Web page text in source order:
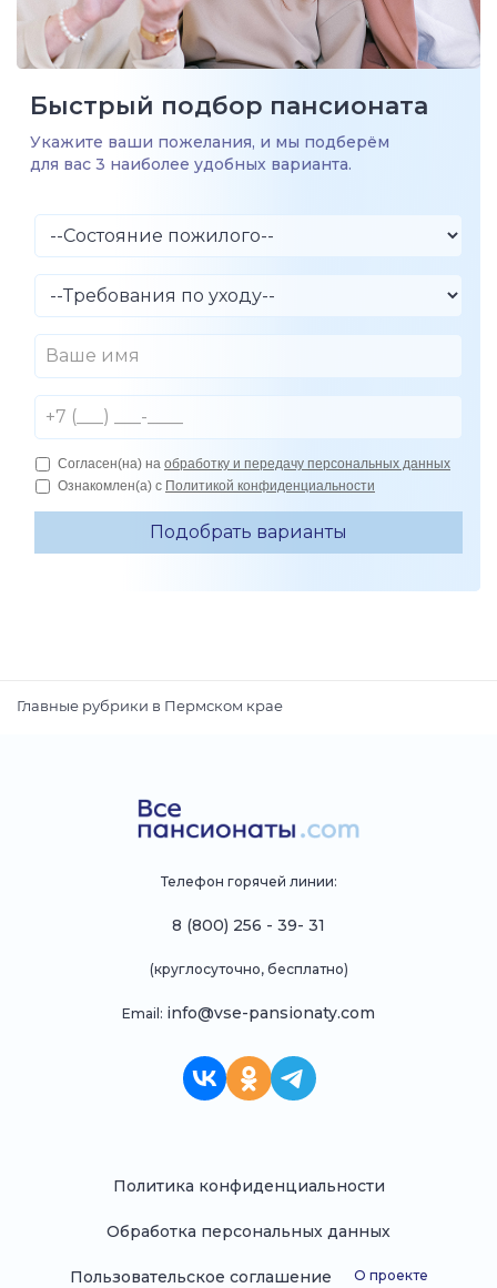
Быстрый подбор пансионата
Укажите ваши пожелания, и мы подберём
для вас 3 наиболее удобных варианта.
Главные рубрики в Пермском крае
Политика конфиденциальности
Обработка персональных данных
Пользовательское соглашение О проекте
Телефон горячей линии:
8 (800) 256 - 39- 31
(круглосуточно, бесплатно)
Email: info@vse-pansionaty.com